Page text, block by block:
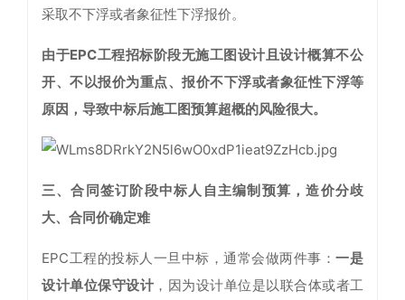
采取不下浮或者象征性下浮报价。
由于EPC工程招标阶段无施工图设计且设计概算不公
开、不以报价为重点、报价不下浮或者象征性下浮等
原因，导致中标后施工图预算超概的风险很大。
三、合同签订阶段中标人自主编制预算，造价分歧
大、合同价确定难
EPC工程的投标人一旦中标，通常会做两件事：一是
设计单位保守设计 ，因为设计单位是以联合体或者工